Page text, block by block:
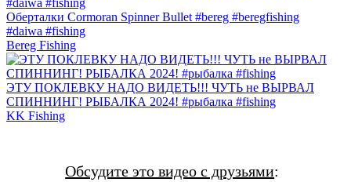
Оберталки Cormoran Spinner Bullet #bereg #beregfishing
#daiwa #fishing
Bereg Fishing
ЭТУ ПОКЛЕВКУ НАДО ВИДЕТЬ!!! ЧУТЬ не ВЫРВАЛ
СПИННИНГ! РЫБАЛКА 2024! #рыбалка #fishing
KK Fishing
Обсудите это видео с друзьями: